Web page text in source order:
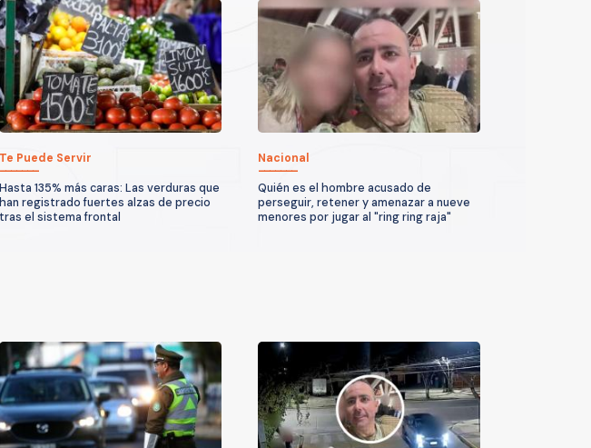
Te Puede Servir
Hasta 135% más caras: Las verduras que
han registrado fuertes alzas de precio
tras el sistema frontal
Nacional
Quién es el hombre acusado de
perseguir, retener y amenazar a nueve
menores por jugar al "ring ring raja"